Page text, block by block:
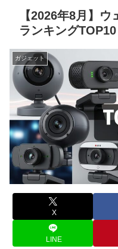
【2026年8月】
ランキングTOP10
ガジェット
X
LINE